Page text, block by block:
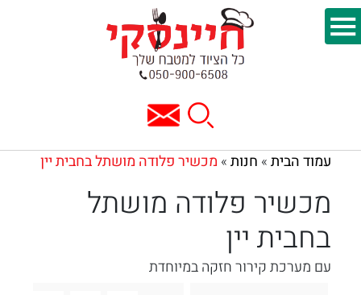
עמוד הבית » חנות » מכשיר פלודה מושתל בחבית יין
מכשיר פלודה מושתל
בחבית יין
עם מערכת קירור חזקה במיוחדת